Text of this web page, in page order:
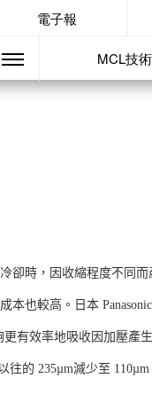
電子報
MCL技術
卻時，因收縮程度不同
也較高。日本
有效率地吸收因加壓
的 235µm減少至 110µm